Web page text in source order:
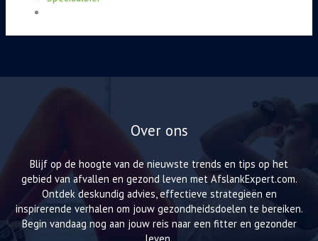
Over ons
Blijf op de hoogte van de nieuwste trends en tips op het
gebied van afvallen en gezond leven met AfslankExpert.com.
Ontdek deskundig advies, effectieve strategieën en
inspirerende verhalen om jouw gezondheidsdoelen te bereiken.
Begin vandaag nog aan jouw reis naar een fitter en gezonder